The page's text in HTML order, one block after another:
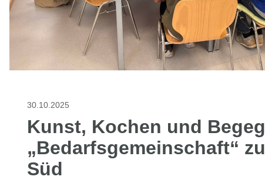
30.10.2025
Kunst, Kochen und
„Bedarfsgemeinschaft“
Süd